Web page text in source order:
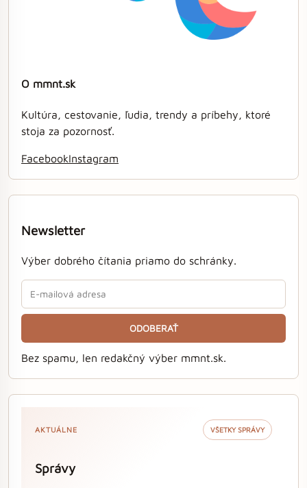
O mmnt.sk
Kultúra, cestovanie, ľudia, trendy a príbehy, ktoré
stoja za pozornosť.
FacebookInstagram
Newsletter
Výber dobrého čítania priamo do schránky.
ODOBERAŤ
Bez spamu, len redakčný výber mmnt.sk.
AKTUÁLNE VŠETKY SPRÁVY
Správy